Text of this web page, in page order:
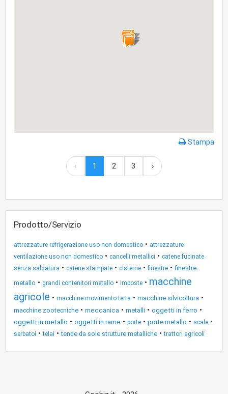
Stampa
‹ 1 2 3 ›
Prodotto/Servizio
attrezzature refrigerazione uso non domestico • attrezzature
ventilazione uso non domestico • cancelli metallici • catene fucinate
senza saldatura • catene stampate • cisterne •finestre •finestre
metallo • grandi contenitori metallo • imposte • macchine
agricole • macchine movimento terra • macchine silvicoltura •
macchine zootecniche • meccanica • metalli • oggetti in ferro •
oggetti in metallo • oggetti in rame • porte • porte metallo • scale •
serbatoi •telai •tende da sole strutture metalliche •trattori agricoli